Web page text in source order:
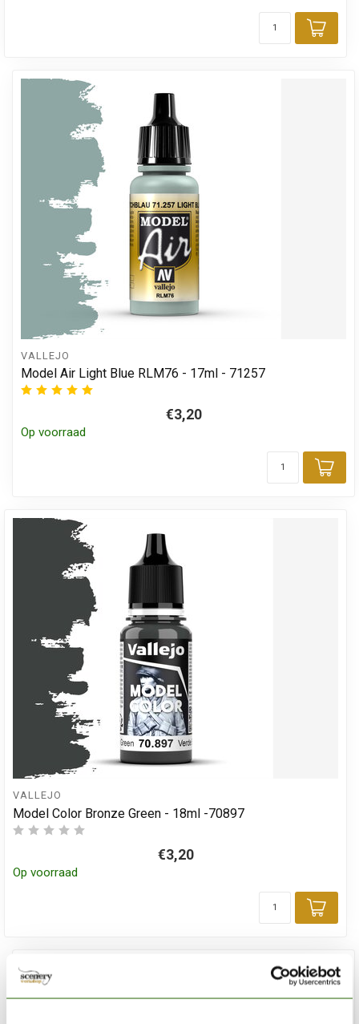
VALLEJO
Model Air Light Blue RLM76 - 17ml - 71257
€3,20
Op voorraad
VALLEJO
Model Color Bronze Green - 18ml -70897
€3,20
Op voorraad